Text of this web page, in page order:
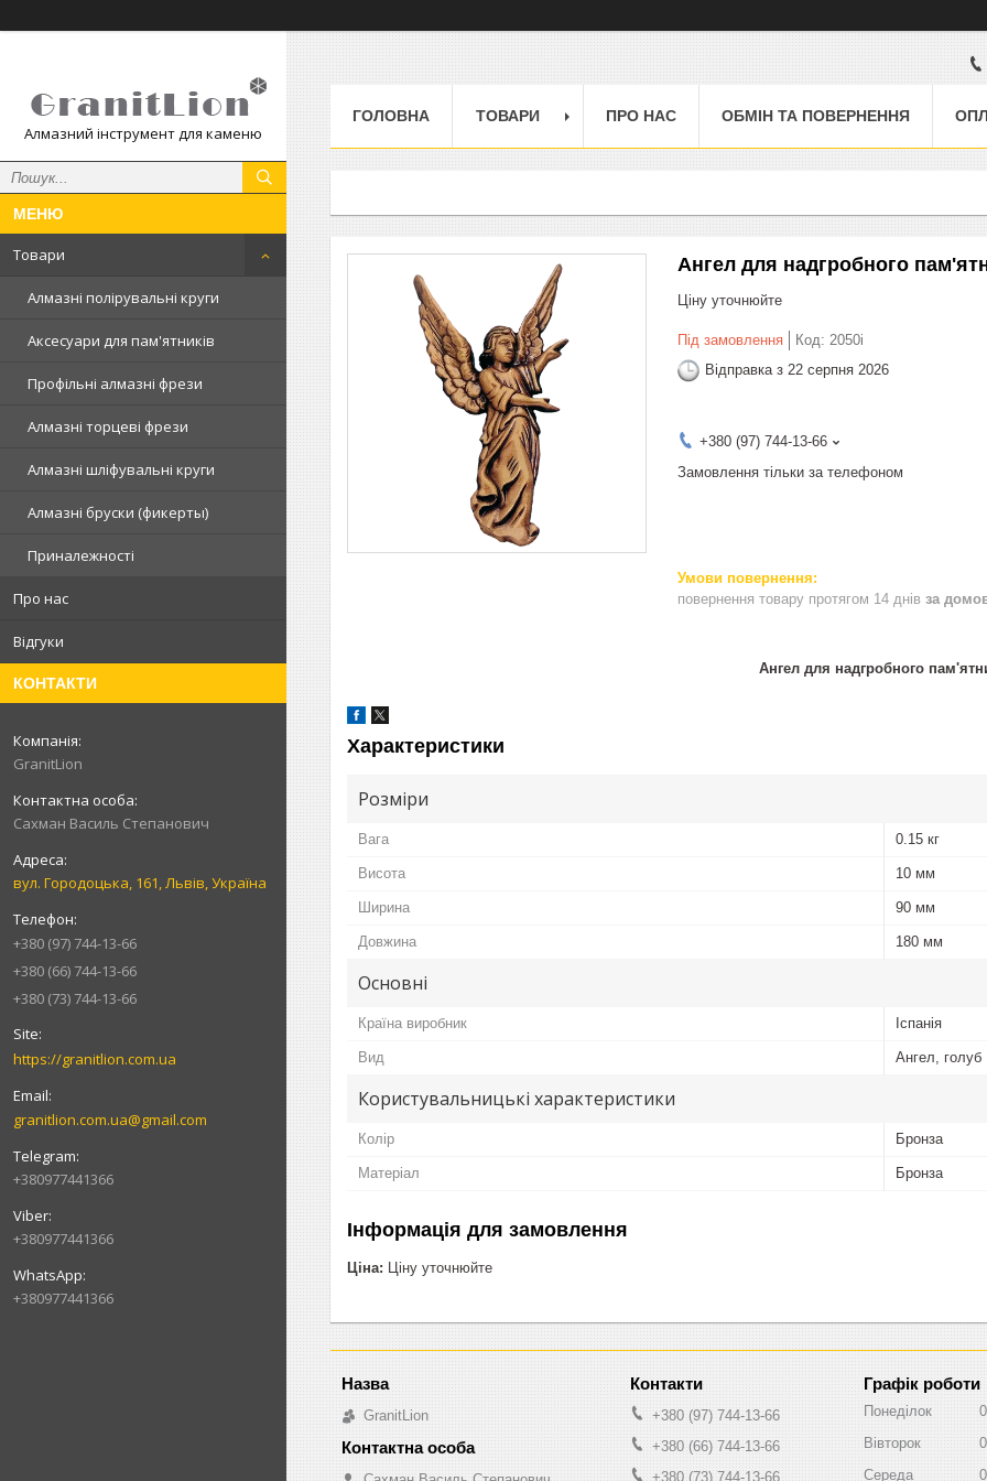
Алмазний інструмент для каменю
Товари
Алмазні полірувальні круги
Аксесуари для пам'ятників
Профільні алмазні фрези
Алмазні торцеві фрези
Алмазні шліфувальні круги
Алмазні бруски (фикерты)
Приналежності
Про нас
Відгуки
КОНТАКТИ
GranitLion
Сахман Василь Степанович
вул. Городоцька, 161, Львів, Україна
+380 (97) 744-13-66
+380 (66) 744-13-66
+380 (73) 744-13-66
https://granitlion.com.ua
granitlion.com.ua@gmail.com
+380977441366
+380977441366
+380977441366
ГОЛОВНА ТОВАРИ ПРО НАС ОБМІН ТА ПОВЕРНЕННЯ
Ангел для надгробного
Ціну уточнюйте
Під замовлення Код: 2050i
Відправка з 22 серпня 2026
+380 (97) 744-13-66
Замовлення тільки за телефоном
повернення товару протягом 14 днів за
Ангел для надгробного
Характеристики
Розміри
Вага 0.15 кг
Висота 10 мм
Ширина 90 мм
Довжина 180 мм
Основні
Країна виробник Іспанія
Вид Ангел, голуб
Користувальницькі характеристики
Колір Бронза
Матеріал Бронза
Інформація для замовлення
Ціна: Ціну уточнюйте
GranitLion
+380 (97) 744-13-66
+380 (66) 744-13-66
+380 (73) 744-13-66
Графік роботи
Понеділок
Вівторок
Середа